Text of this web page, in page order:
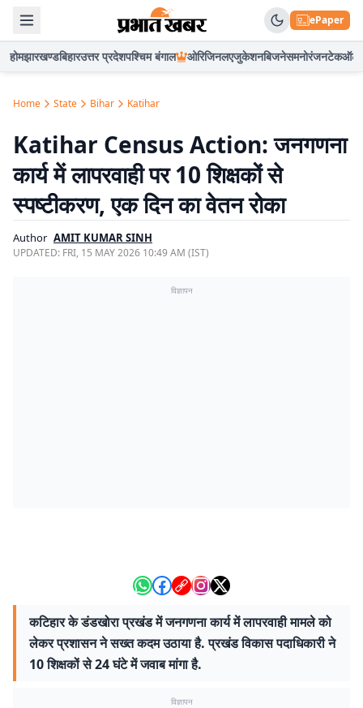
ePaper
होमझारखण्डबिहारउत्तर प्रदेशपश्चिम बंगाल ओरिजिनलएजुकेशनबिजनेसमनोरंजनटेकऑटो
Home State Bihar Katihar
Katihar Census Action: जनगणना
कार्य में लापरवाही पर 10 शिक्षकों से
स्पष्टीकरण, एक दिन का वेतन रोका
Author AMIT KUMAR SINH
UPDATED: FRI, 15 MAY 2026 10:49 AM (IST)
विज्ञापन
कटिहार के डंडखोरा प्रखंड में जनगणना कार्य में लापरवाही मामले को
लेकर प्रशासन ने सख्त कदम उठाया है. प्रखंड विकास पदाधिकारी ने
10 शिक्षकों से 24 घंटे में जवाब मांगा है.
विज्ञापन